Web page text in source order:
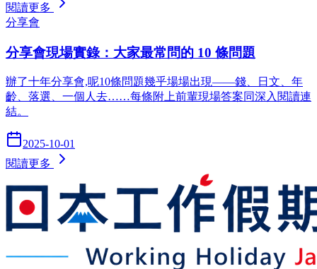
閱讀更多
分享會
分享會現場實錄：大家最常問的 10 條問題
辦了十年分享會,呢10條問題幾乎場場出現——錢、日文、年
齡、落選、一個人去……每條附上前輩現場答案同深入閱讀連
結。
2025-10-01
閱讀更多